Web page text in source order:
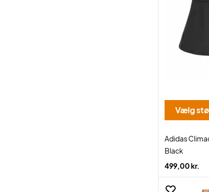
Vælg
Adidas
Black
499,00 kr.